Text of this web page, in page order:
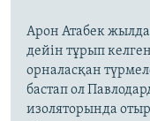
Арон Атабек
дейін тұрып
орналасқан
бастап ол
изоляторында